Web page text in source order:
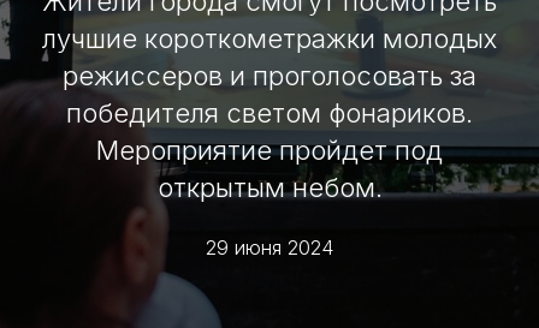
лучшие короткометражки молодых
режиссеров и проголосовать за
победителя светом фонариков.
Мероприятие пройдет под
открытым небом.
29 июня 2024